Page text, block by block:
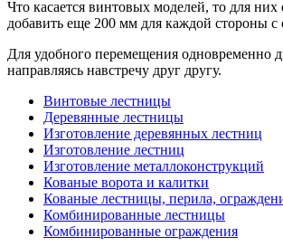
Что касается винтовых моделей, то для
добавить еще 200 мм для каждой стороны с
Для удобного перемещения одновременно
направляясь навстречу друг другу.
Винтовые лестницы
Деревянные лестницы
Изготовление деревянных лестниц
Изготовление лестниц
Изготовление металлоконструкций
Кованые ворота и калитки
Кованые лестницы, перила,
Комбинированные лестницы
Комбинированные ограждения